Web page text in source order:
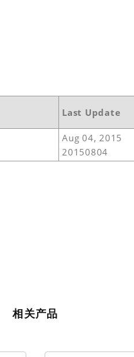
Last Update
Aug 04, 2015
20150804
相关产品